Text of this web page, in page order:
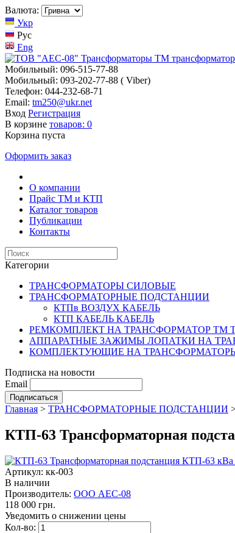
Валюта:
Укр
Рус
Eng
Мобильный: 096-515-77-88
Мобильный: 093-202-77-88 ( Viber)
Телефон: 044-232-68-71
Email: tm250@ukr.net
Вход Регистрация
В корзине товаров: 0
Корзина пуста
Оформить заказ
О компании
Прайс TM и КТП
Каталог товаров
Публикации
Контакты
Категории
ТРАНСФОРМАТОРЫ СИЛОВЫЕ
ТРАНСФОРМАТОРНЫЕ ПОДСТАНЦИИ
КТПв ВОЗДУХ КАБЕЛЬ
КТП КАБЕЛЬ КАБЕЛЬ
РЕМКОМПЛЕКТ НА ТРАНСФОРМАТОР ТМ
АППАРАТНЫЕ ЗАЖИМЫ ЛОПАТКИ НА
КОМПЛЕКТУЮЩИЕ НА
Подписка на новости
Email
Главная > ТРАНСФОРМАТОРНЫЕ ПОДСТАНЦИИ
КТП-63 Трансформаторная
Артикул: кк-003
В наличии
Производитель: ООО АЕС-08
118 000 грн.
Уведомить о снижении цены
Кол-во: